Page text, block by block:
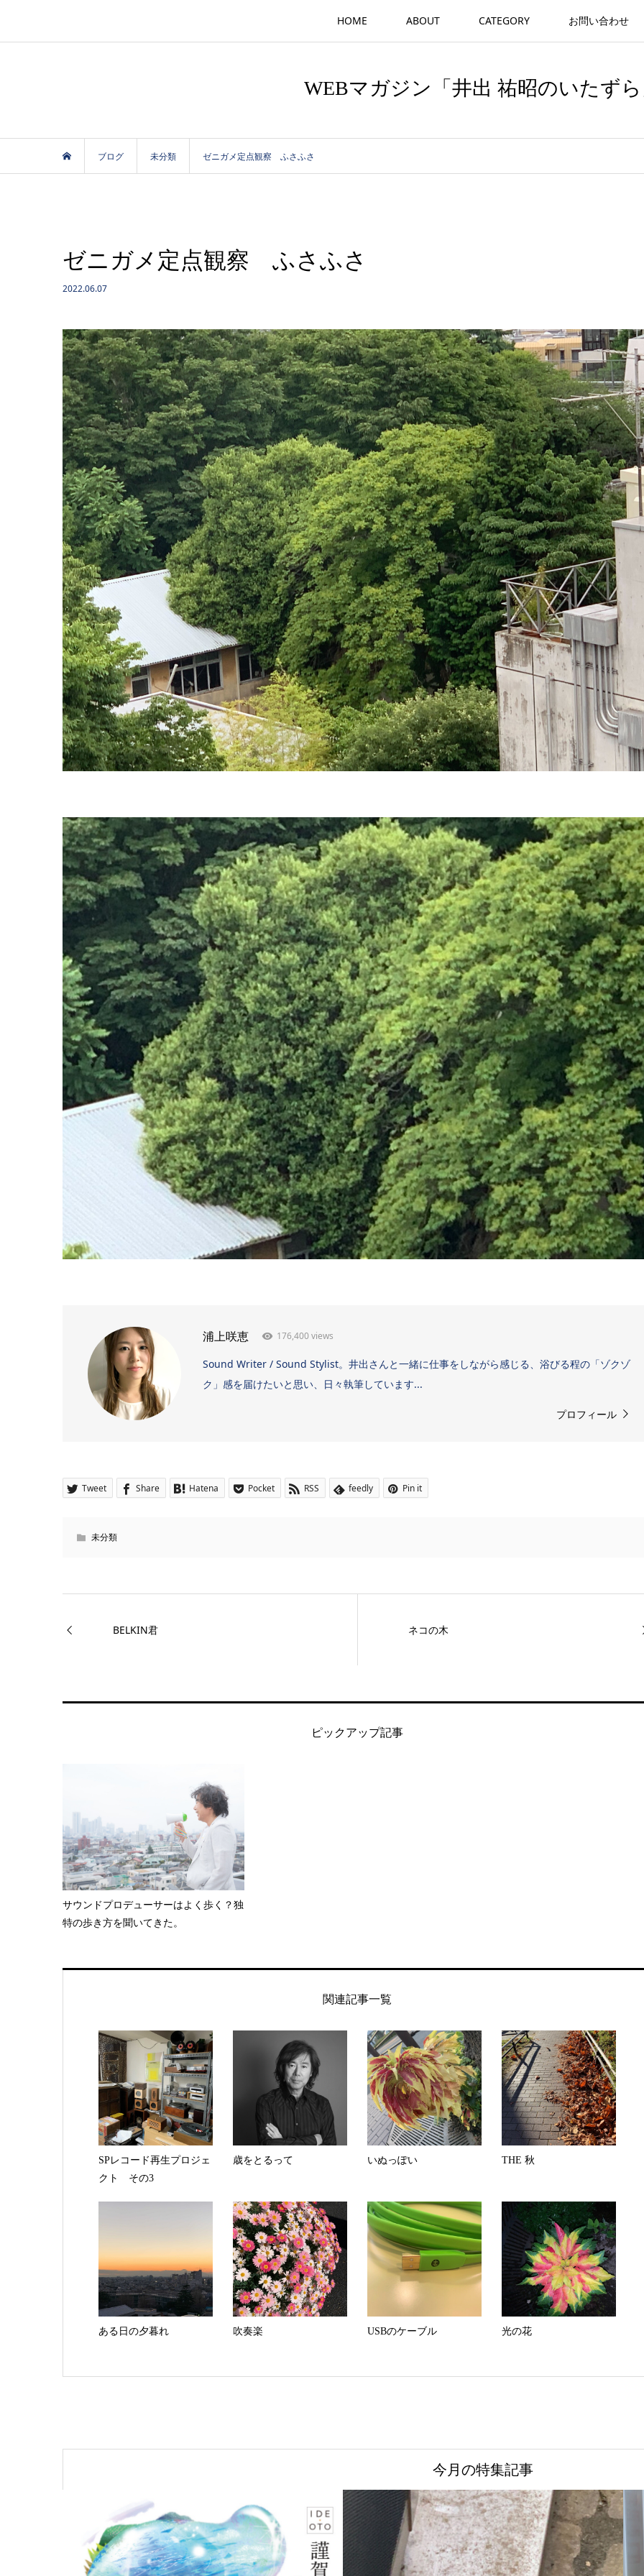
HOME ABOUT CATEGORY お問い合わせ
WEBマガジン「井出 祐昭のいたず
ブログ 未分類 ゼニガメ定点観察 ふさふさ
ゼニガメ定点観察 ふさふさ
2022.06.07
浦上咲恵 176,400 views
Sound Writer / Sound Stylist。井出さんと一緒に仕事をしながら感じる、浴びる程の「ゾクゾ
ク」感を届けたいと思い、日々執筆しています...
プロフィール
Tweet Share Hatena Pocket RSS feedly Pin it
未分類
BELKIN君 ネコの木
ピックアップ記事
サウンドプロデューサーはよく歩く？独
特の歩き方を聞いてきた。
関連記事一覧
SPレコード再生プロジェ
クト その3
歳をとるって いぬっぽい THE 秋
ある日の夕暮れ 吹奏楽 USBのケーブル 光の花
今月の特集記事